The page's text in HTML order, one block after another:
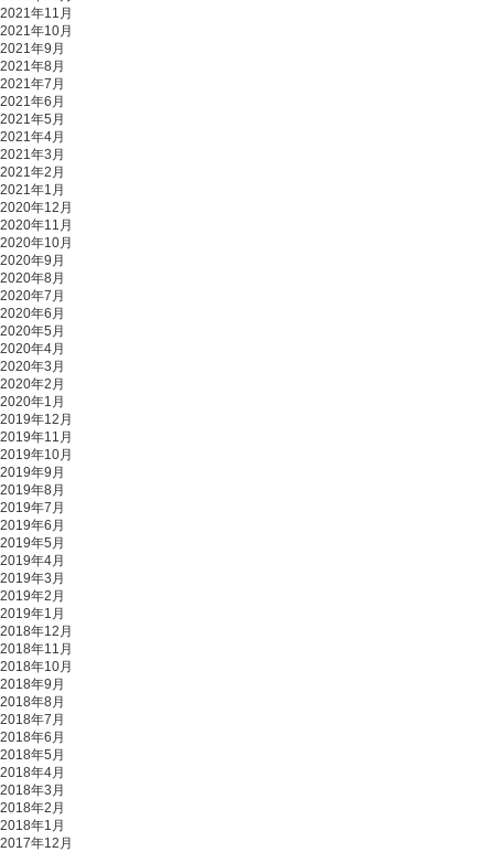
2021年11月
2021年10月
2021年9月
2021年8月
2021年7月
2021年6月
2021年5月
2021年4月
2021年3月
2021年2月
2021年1月
2020年12月
2020年11月
2020年10月
2020年9月
2020年8月
2020年7月
2020年6月
2020年5月
2020年4月
2020年3月
2020年2月
2020年1月
2019年12月
2019年11月
2019年10月
2019年9月
2019年8月
2019年7月
2019年6月
2019年5月
2019年4月
2019年3月
2019年2月
2019年1月
2018年12月
2018年11月
2018年10月
2018年9月
2018年8月
2018年7月
2018年6月
2018年5月
2018年4月
2018年3月
2018年2月
2018年1月
2017年12月